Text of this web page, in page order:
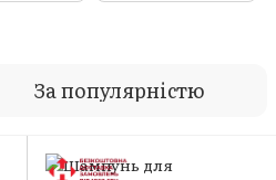
За популярністю